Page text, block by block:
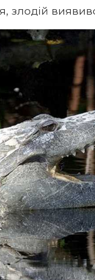
злодій